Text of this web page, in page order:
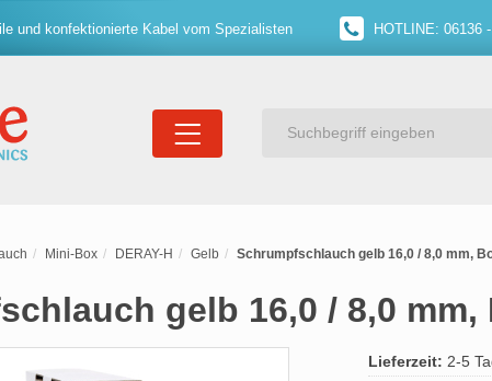
und konfektionierte Kabel vom Spezialisten HOTLINE: 06136
Mini-Box DERAY-H Gelb Schrumpfschlauch gelb 16,0 / 8,0 mm,
gelb 16,0 / 8,0 mm,
Lieferzeit: 2-5